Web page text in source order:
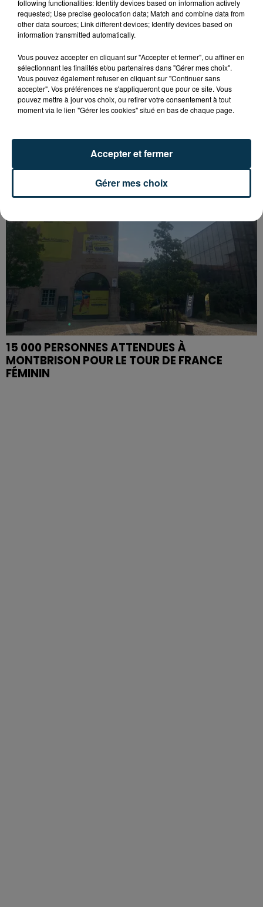
15 000 PERSONNES ATTENDUES À
MONTBRISON POUR LE TOUR DE FRANCE
FÉMININ
following functionalities: Identify devices based on information actively
requested; Use precise geolocation data; Match and combine data from
other data sources; Link different devices; Identify devices based on
information transmitted automatically.
Vous pouvez accepter en cliquant sur "Accepter et fermer", ou affiner en
sélectionnant les finalités et/ou partenaires dans "Gérer mes choix".
Vous pouvez également refuser en cliquant sur "Continuer sans
accepter". Vos préférences ne s'appliqueront que pour ce site. Vous
pouvez mettre à jour vos choix, ou retirer votre consentement à tout
moment via le lien "Gérer les cookies" situé en bas de chaque page.
Gérer mes choix
Accepter et fermer